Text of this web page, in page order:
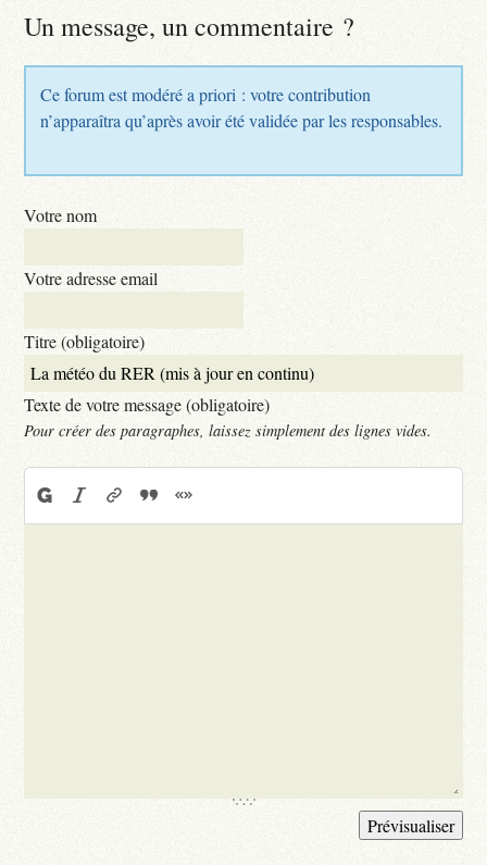
Un message, un commentaire ?
Ce forum est modéré a priori : votre contribution
n’apparaîtra qu’après avoir été validée par les responsables.
Votre nom
Votre adresse email
Titre (obligatoire)
Texte de votre message (obligatoire)
Pour créer des paragraphes, laissez simplement des lignes vides.